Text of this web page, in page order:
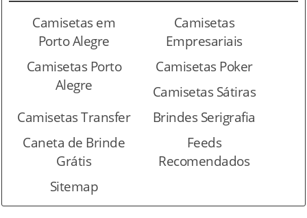
Camisetas em
Porto Alegre
Camisetas
Empresariais
Camisetas Porto
Alegre
Camisetas Poker
Camisetas Sátiras
Camisetas Transfer
Brindes Serigrafia
Caneta de Brinde
Grátis
Feeds
Recomendados
Sitemap